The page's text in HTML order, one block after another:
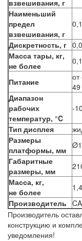
взвешивания, г
Наименьший
предел
взвешивания, г
0,1
Дискретность, г
Масса тары, кг,
не более
Питание
от
Диапазон
рабочих
температур, °C
-
Тип дисплея
Размеры
платформы, мм
Габаритные
размеры, мм
Масса, кг,
не более
Производитель
Производитель
конструкцию и
уведомления!